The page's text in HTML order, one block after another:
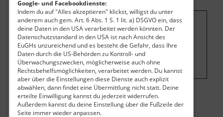
Google- und Facebookdienste:
Indem du auf "Alles akzeptieren" klickst, willigst du unter
anderem auch gem. Art. 6 Abs. 1 S. 1 lit. a) DSGVO ein, dass
deine Daten in den USA verarbeitet werden könnten. Der
Datenschutzstandard in den USA ist nach Ansicht des
EuGHs unzureichend und es besteht die Gefahr, dass Ihre
Daten durch die US-Behörden zu Kontroll- und
Überwachungszwecken, möglicherweise auch ohne
Rechtsbehelfsmöglichkeiten, verarbeitet werden. Du kannst
aber über die Einstellungen diese Dienste auch explizit
abwählen, dann findet eine Übermittlung nicht statt. Deine
erteilte Einwilligung kannst du jederzeit widerrufen.
Außerdem kannst du deine Einstellung über die Fußzeile der
Seite immer wieder anpassen.
Um dieses Projekt zu finanzieren, wird
hier Werbung eingeblendet.Cookie-
Einstellungen ändern
Eintritt